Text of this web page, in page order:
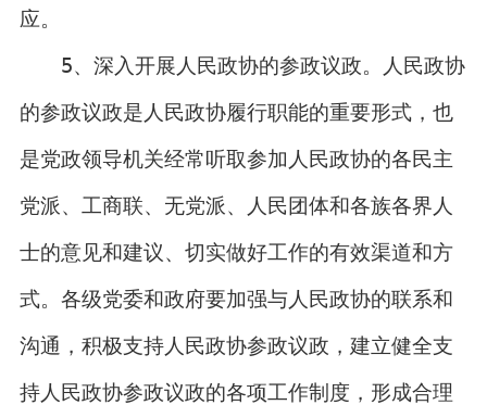
应。
5、深入开展人民政协的参政议政。人民政协
的参政议政是人民政协履行职能的重要形式，也
是党政领导机关经常听取参加人民政协的各民主
党派、工商联、无党派、人民团体和各族各界人
士的意见和建议、切实做好工作的有效渠道和方
式。各级党委和政府要加强与人民政协的联系和
沟通，积极支持人民政协参政议政，建立健全支
持人民政协参政议政的各项工作制度，形成合理